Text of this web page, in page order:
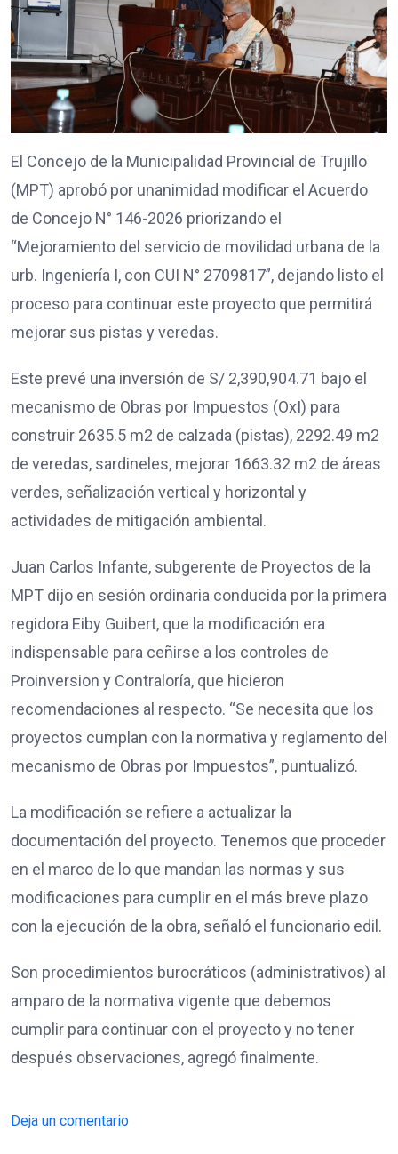
El Concejo de la Municipalidad Provincial de Trujillo
(MPT) aprobó por unanimidad modificar el Acuerdo
de Concejo N° 146-2026 priorizando el
“Mejoramiento del servicio de movilidad urbana de la
urb. Ingeniería I, con CUI N° 2709817”, dejando listo el
proceso para continuar este proyecto que permitirá
mejorar sus pistas y veredas.
Este prevé una inversión de S/ 2,390,904.71 bajo el
mecanismo de Obras por Impuestos (OxI) para
construir 2635.5 m2 de calzada (pistas), 2292.49 m2
de veredas, sardineles, mejorar 1663.32 m2 de áreas
verdes, señalización vertical y horizontal y
actividades de mitigación ambiental.
Juan Carlos Infante, subgerente de Proyectos de la
MPT dijo en sesión ordinaria conducida por la primera
regidora Eiby Guibert, que la modificación era
indispensable para ceñirse a los controles de
Proinversion y Contraloría, que hicieron
recomendaciones al respecto. “Se necesita que los
proyectos cumplan con la normativa y reglamento del
mecanismo de Obras por Impuestos”, puntualizó.
La modificación se refiere a actualizar la
documentación del proyecto. Tenemos que proceder
en el marco de lo que mandan las normas y sus
modificaciones para cumplir en el más breve plazo
con la ejecución de la obra, señaló el funcionario edil.
Son procedimientos burocráticos (administrativos) al
amparo de la normativa vigente que debemos
cumplir para continuar con el proyecto y no tener
después observaciones, agregó finalmente.
Deja un comentario